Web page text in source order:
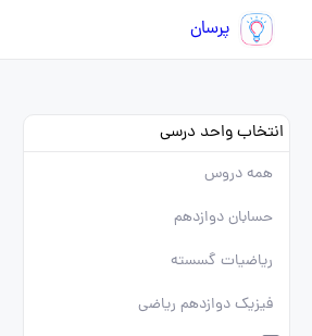
پرسان
انتخاب واحد درسی
همه دروس
حسابان دوازدهم
ریاضیات گسسته
فیزیک دوازدهم ریاضی